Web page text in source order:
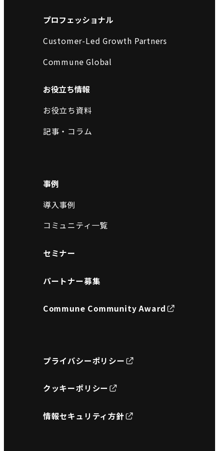
プロフェッショナル
Customer-Led Growth Partners
Commune Global
お役立ち情報
お役立ち資料
記事・コラム
事例
導入事例
コミュニティ一覧
セミナー
パートナー募集
Commune Community Award
プライバシーポリシー
クッキーポリシー
情報セキュリティ方針